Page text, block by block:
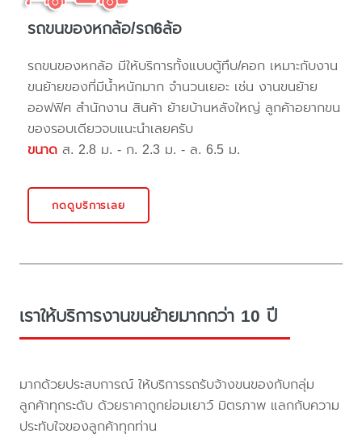
รถขนของหกล้อ/รถ6ล้อ
รถขนของหกล้อ มีให้บริการทั้งแบบตู้ทึบ/คอก เหมาะกับงาน
ขนย้ายของที่มีน้ำหนักมาก จำนวนเยอะ เช่น งานขนย้าย
ออฟฟิศ สำนักงาน สินค้า ย้ายบ้านหลังใหญ่ ลูกค้าอยากขน
ของรอบเดียวจบแนะนำเลยครับ
ขนาด ส. 2.8 ม. - ก. 2.3 ม. - ล. 6.5 ม.
กดดูบริการเลย
เราให้บริการงานขนย้ายมากกว่า 10 ปี
มากด้วยประสบการณ์ ให้บริการรถรับจ้างขนของกับกลุ่ม
ลูกค้าทุกระดับ ด้วยราคาถูกย่อมเยาว์ มิตรภาพ แลกกับความ
ประทับใจของลูกค้าทุกท่าน